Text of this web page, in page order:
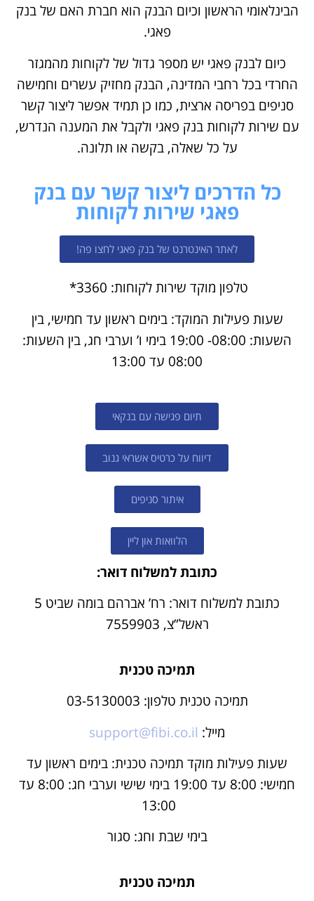
הבינלאומי הראשון וכיום הבנק הוא חברת האם של בנק
פאגי.
כיום לבנק פאגי יש מספר גדול של לקוחות מהמגזר
החרדי בכל רחבי המדינה, הבנק מחזיק עשרים וחמישה
סניפים בפריסה ארצית, כמו כן תמיד אפשר ליצור קשר
עם שירות לקוחות בנק פאגי ולקבל את המענה הנדרש,
על כל שאלה, בקשה או תלונה.
כל הדרכים ליצור קשר עם בנק
פאגי שירות לקוחות
לאתר האינטרנט של בנק פאגי לחצו פה!
טלפון מוקד שירות לקוחות: 3360*
שעות פעילות המוקד: בימים ראשון עד חמישי, בין
השעות: 08:00- 19:00 בימי ו’ וערבי חג, בין השעות:
08:00 עד 13:00
תיום פגישה עם בנקאי
דיווח על כרטיס אשראי גנוב
איתור סניפים
הלוואות און ליין
כתובת למשלוח דואר:
כתובת למשלוח דואר: רח’ אברהם בומה שביט 5
ראשל”צ, 7559903
תמיכה טכנית
תמיכה טכנית טלפון: 03-5130003
מייל: support@fibi.co.il
שעות פעילות מוקד תמיכה טכנית: בימים ראשון עד
חמישי: 8:00 עד 19:00 בימי שישי וערבי חג: 8:00 עד
13:00
בימי שבת וחג: סגור
תמיכה טכנית